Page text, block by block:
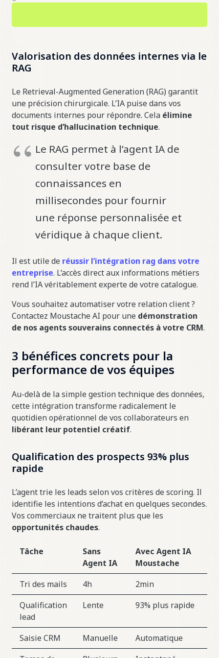
Valorisation des données internes via le
RAG
Le Retrieval-Augmented Generation (RAG) garantit
une précision chirurgicale. L’IA puise dans vos
documents internes pour répondre. Cela élimine
tout risque d’hallucination technique.
Le RAG permet à l’agent IA de
consulter votre base de
connaissances en
millisecondes pour fournir
une réponse personnalisée et
véridique à chaque client.
Il est utile de réussir l’intégration rag dans votre
entreprise. L’accès direct aux informations métiers
rend l’IA véritablement experte de votre catalogue.
Vous souhaitez automatiser votre relation client ?
Contactez Moustache AI pour une démonstration
de nos agents souverains connectés à votre CRM.
3 bénéfices concrets pour la
performance de vos équipes
Au-delà de la simple gestion technique des données,
cette intégration transforme radicalement le
quotidien opérationnel de vos collaborateurs en
libérant leur potentiel créatif.
Qualification des prospects 93% plus
rapide
L’agent trie les leads selon vos critères de scoring. Il
identifie les intentions d’achat en quelques secondes.
Vos commerciaux ne traitent plus que les
opportunités chaudes.
Tâche
Sans
Agent IA
Avec Agent IA
Moustache
Tri des mails
4h
2min
Qualification
lead
Lente 93% plus rapide
Saisie CRM Manuelle
Automatique